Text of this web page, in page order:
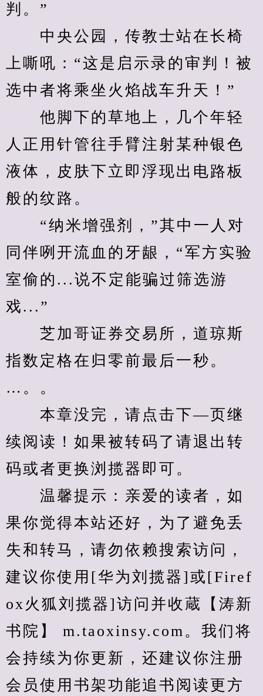
判。”
中央公园，传教士站在长椅
上嘶吼：“这是启示录的审判！被
选中者将乘坐火焰战车升天！”
他脚下的草地上，几个年轻
人正用针管往手臂注射某种银色
液体，皮肤下立即浮现出电路板
般的纹路。
“纳米增强剂，”其中一人对
同伴咧开流血的牙龈，“军方实验
室偷的...说不定能骗过筛选游
戏...”
芝加哥证券交易所，道琼斯
指数定格在归零前最后一秒。
…。。
本章没完，请点击下—页继
续阅读！如果被转码了请退出转
码或者更换浏揽器即可。
温馨提示：亲爱的读者，如
果你觉得本站还好，为了避免丢
失和转马，请勿依赖搜索访问，
建议你使用[华为刘揽器]或[Firef
ox火狐刘揽器]访问并收蔵【涛新
书院】 m.taoxinsy.com。我们将
会持续为你更新，还建议你注册
会员使用书架功能追书阅读更方